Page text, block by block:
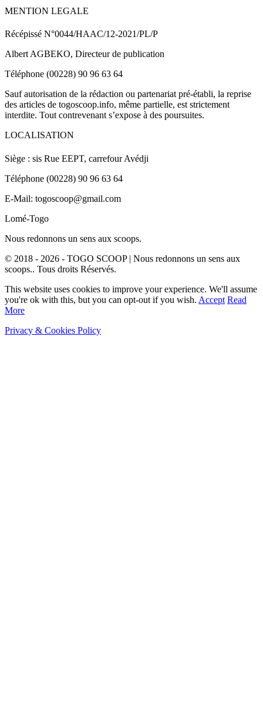
MENTION LEGALE
Récépissé N°0044/HAAC/12-2021/PL/P
Albert AGBEKO, Directeur de publication
Téléphone (00228) 90 96 63 64
Sauf autorisation de la rédaction ou partenariat pré-établi, la reprise
des articles de togoscoop.info, même partielle, est strictement
interdite. Tout contrevenant s’expose à des poursuites.
LOCALISATION
Siège : sis Rue EEPT, carrefour Avédji
Téléphone (00228) 90 96 63 64
E-Mail: togoscoop@gmail.com
Lomé-Togo
Nous redonnons un sens aux scoops.
© 2018 - 2026 - TOGO SCOOP | Nous redonnons un sens aux
scoops.. Tous droits Réservés.
This website uses cookies to improve your experience. We'll assume
you're ok with this, but you can opt-out if you wish. Accept Read
More
Privacy & Cookies Policy